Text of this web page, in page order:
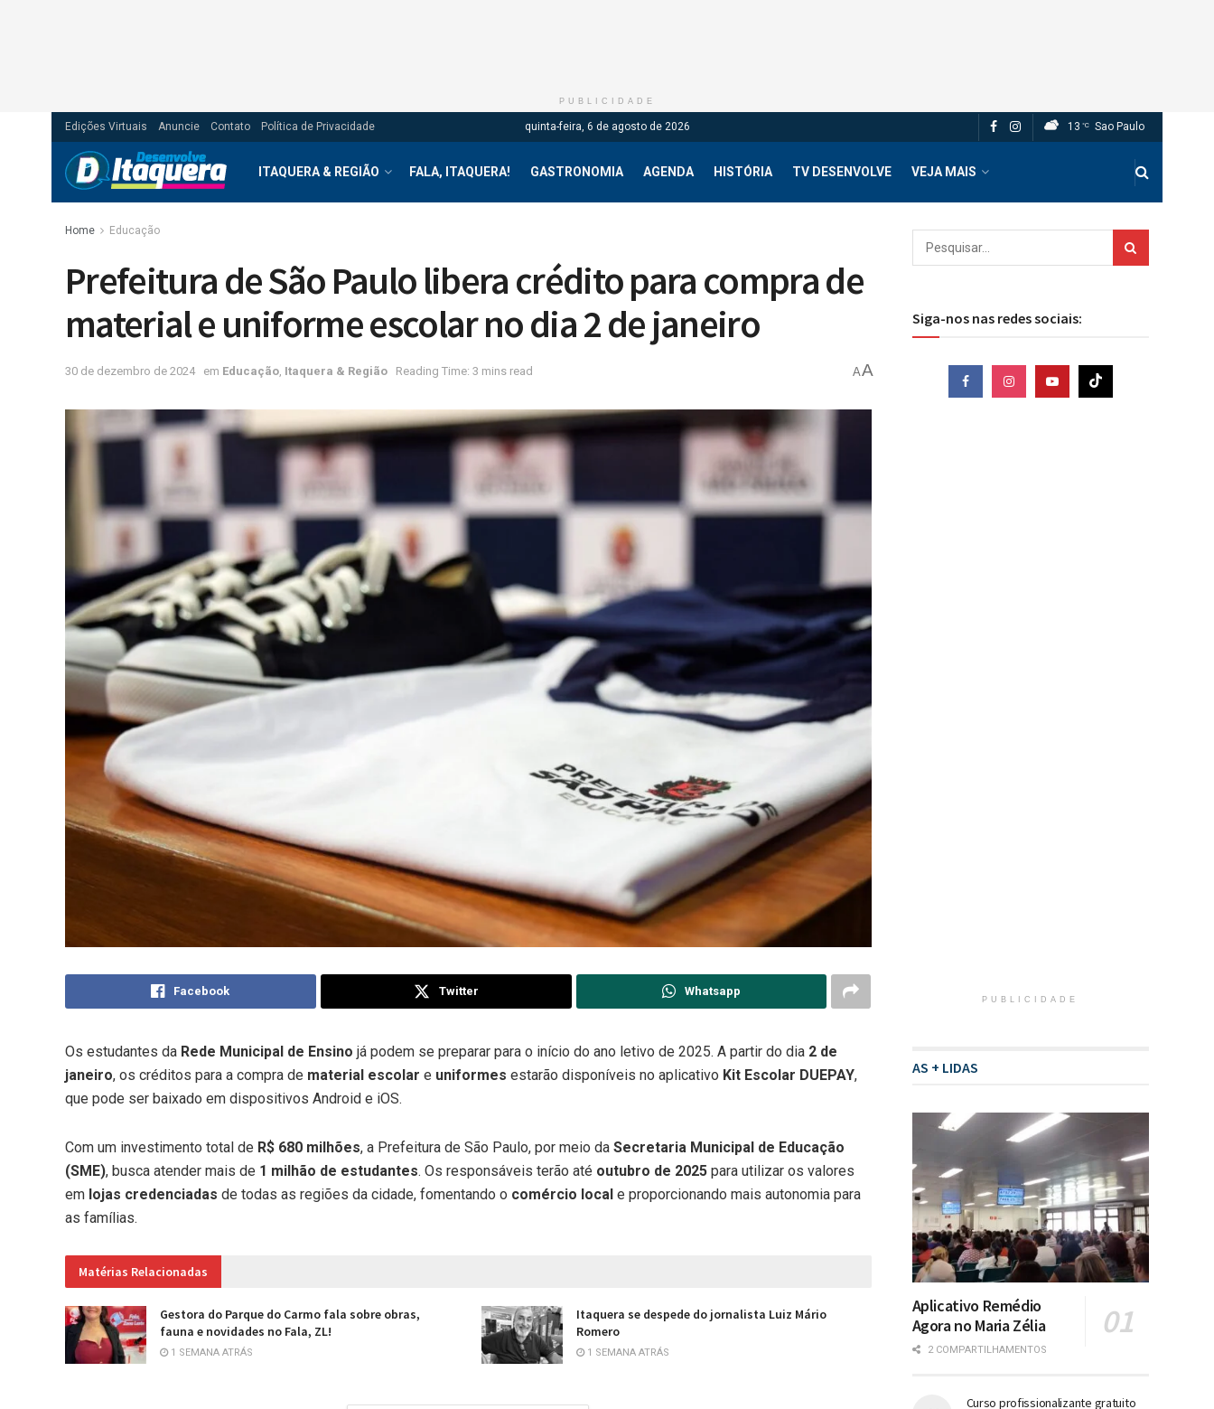
PUBLICIDADE
Edições Virtuais Anuncie Contato Política de Privacidade quinta-feira, 6 de agosto de 2026 13 °C Sao Paulo
ITAQUERA & REGIÃO FALA, ITAQUERA! GASTRONOMIA AGENDA HISTÓRIA TV DESENVOLVE VEJA MAIS
Home Educação
Prefeitura de São Paulo libera crédito para compra de
material e uniforme escolar no dia 2 de janeiro
30 de dezembro de 2024 em Educação Itaquera & Região Reading Time: 3 mins read AA
Facebook Twitter Whatsapp
Os estudantes da Rede Municipal de Ensino já podem se preparar para o início do ano letivo de 2025. A partir do dia 2 de
janeiro, os créditos para a compra de material escolar e uniformes estarão disponíveis no aplicativo Kit Escolar DUEPAY,
que pode ser baixado em dispositivos Android e iOS.
Com um investimento total de R$ 680 milhões, a Prefeitura de São Paulo, por meio da Secretaria Municipal de Educação
(SME), busca atender mais de 1 milhão de estudantes. Os responsáveis terão até outubro de 2025 para utilizar os valores
em lojas credenciadas de todas as regiões da cidade, fomentando o comércio local e proporcionando mais autonomia para
as famílias.
Matérias Relacionadas
Gestora do Parque do Carmo fala sobre obras,
fauna e novidades no Fala, ZL!
1 SEMANA ATRÁS
Itaquera se despede do jornalista Luiz Mário
Romero
1 SEMANA ATRÁS
Siga-nos nas redes sociais:
PUBLICIDADE
AS + LIDAS
Aplicativo Remédio
Agora no Maria Zélia
2 COMPARTILHAMENTOS
Curso profissionalizante gratuito